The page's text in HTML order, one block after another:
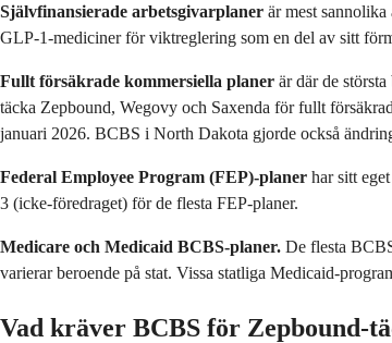
Självfinansierade arbetsgivarplaner är mest
GLP-1-mediciner för viktreglering som en del av sitt
Fullt försäkrade kommersiella planer är där de
täcka Zepbound, Wegovy och Saxenda för fullt
januari 2026. BCBS i North Dakota gjorde också
Federal Employee Program (FEP)-planer har sitt
3 (icke-föredraget) för de flesta FEP-planer.
Medicare och Medicaid BCBS-planer. De flesta
varierar beroende på stat. Vissa statliga Medicaid-
Vad kräver BCBS för Zepbound-